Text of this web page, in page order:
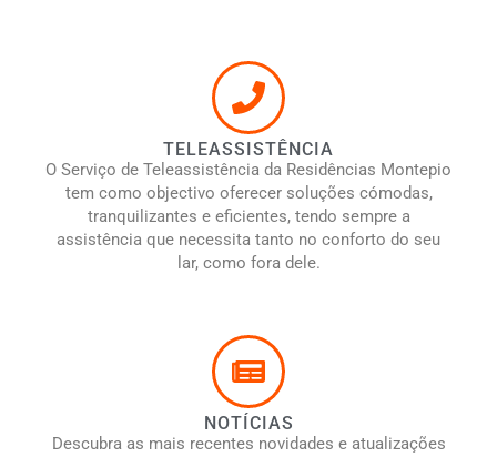
TELEASSISTÊNCIA
O Serviço de Teleassistência da Residências Montepio
tem como objectivo oferecer soluções cómodas,
tranquilizantes e eficientes, tendo sempre a
assistência que necessita tanto no conforto do seu
lar, como fora dele.
NOTÍCIAS
Descubra as mais recentes novidades e atualizações